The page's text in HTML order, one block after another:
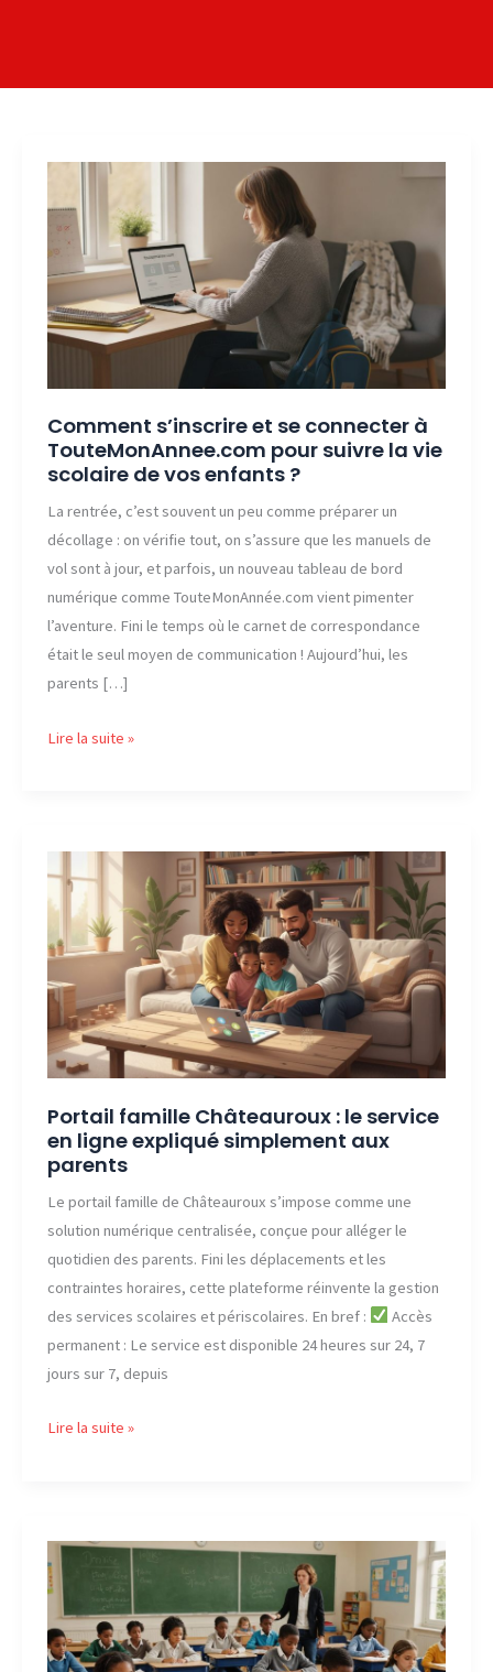
Comment s’inscrire et se connecter à
TouteMonAnnee.com pour suivre la vie
scolaire de vos enfants ?
La rentrée, c’est souvent un peu comme préparer un
décollage : on vérifie tout, on s’assure que les manuels de
vol sont à jour, et parfois, un nouveau tableau de bord
numérique comme TouteMonAnnée.com vient pimenter
l’aventure. Fini le temps où le carnet de correspondance
était le seul moyen de communication ! Aujourd’hui, les
parents […]
Comment
connecter
à
TouteMonAnnee.com
pour
suivre
la
vie
scolaire
de
vos
enfants
?
Lire la suite »
Portail famille Châteauroux : le service
en ligne expliqué simplement aux
parents
Le portail famille de Châteauroux s’impose comme une
solution numérique centralisée, conçue pour alléger le
quotidien des parents. Fini les déplacements et les
contraintes horaires, cette plateforme réinvente la gestion
des services scolaires et périscolaires. En bref :
Accès
permanent : Le service est disponible 24 heures sur 24, 7
jours sur 7, depuis
Portail
le
service
en
ligne
expliqué
Lire la suite »